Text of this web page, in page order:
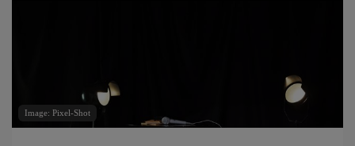
Image: Pixel-Shot